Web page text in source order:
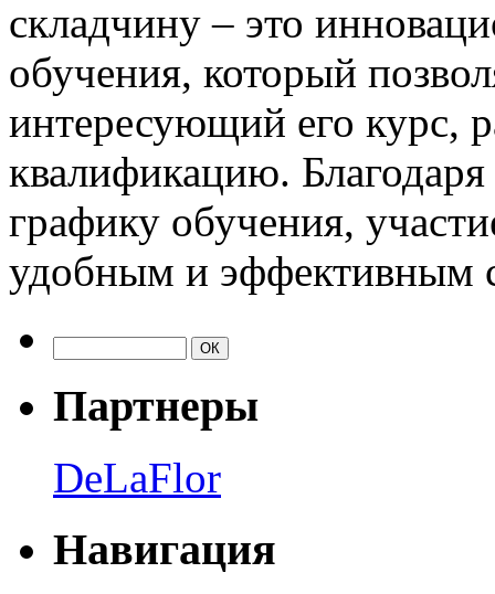
складчину – это
обучения, который
интересующий его курс,
квалификацию.
графику обучения,
удобным и эффективным
Партнеры
DeLaFlor
Навигация